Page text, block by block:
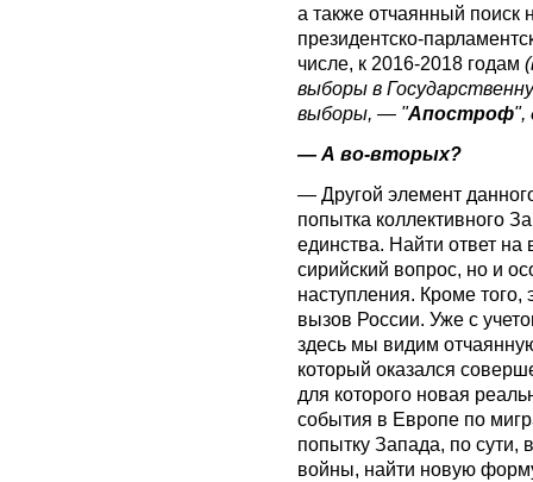
а также отчаянный
президентско-
числе, к 2016-2018 годам
выборы в
выборы, — "Апостроф",
— А во-вторых?
— Другой элемент
попытка коллективного
единства. Найти ответ
сирийский вопрос, но и
наступления. Кроме того,
вызов России. Уже с
здесь мы видим
который оказался
для которого новая
события в Европе по
попытку Запада, по
войны, найти новую